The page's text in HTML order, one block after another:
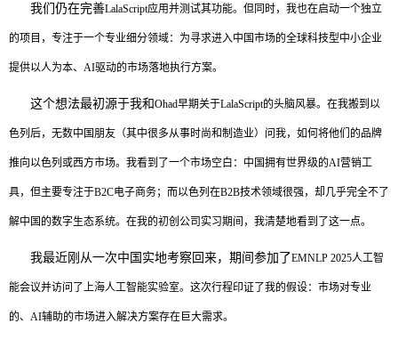
我们仍在完善LalaScript应用并测试其功能。但同时，我也在启动一个独立
的项目，专注于一个专业细分领域：为寻求进入中国市场的全球科技型中小企业
提供以人为本、AI驱动的市场落地执行方案。
这个想法最初源于我和Ohad早期关于LalaScript的头脑风暴。在我搬到以
色列后，无数中国朋友（其中很多从事时尚和制造业）问我，如何将他们的品牌
推向以色列或西方市场。我看到了一个市场空白：中国拥有世界级的AI营销工
具，但主要专注于B2C电子商务；而以色列在B2B技术领域很强，却几乎完全不了
解中国的数字生态系统。在我的初创公司实习期间，我清楚地看到了这一点。
我最近刚从一次中国实地考察回来，期间参加了EMNLP 2025人工智
能会议并访问了上海人工智能实验室。这次行程印证了我的假设：市场对专业
的、AI辅助的市场进入解决方案存在巨大需求。